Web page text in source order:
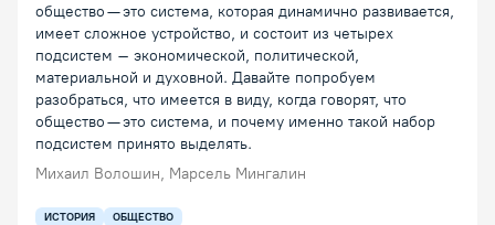
общество — это система, которая динамично развивается,
имеет сложное устройство, и состоит из четырех
подсистем – экономической, политической,
материальной и духовной. Давайте попробуем
разобраться, что имеется в виду, когда говорят, что
общество — это система, и почему именно такой набор
подсистем принято выделять.
Михаил Волошин, Марсель Мингалин
ИСТОРИЯ ОБЩЕСТВО